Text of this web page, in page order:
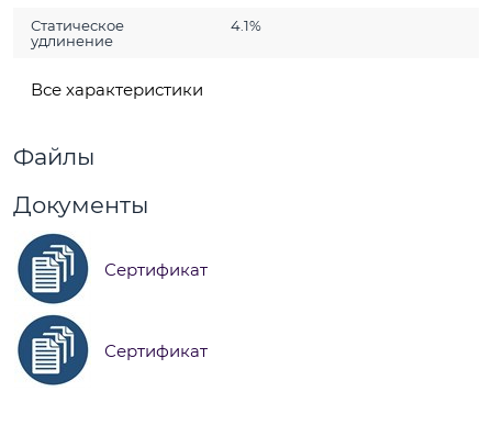
Статическое
удлинение
4.1%
Все характеристики
Файлы
Документы
Сертификат
Сертификат